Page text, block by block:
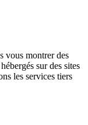
vous montrer des
sur des sites
les services tiers